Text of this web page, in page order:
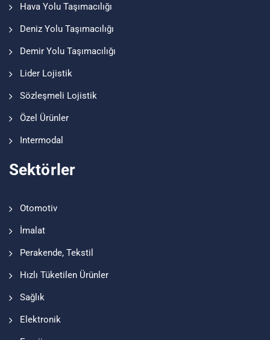
Hava Yolu Taşımacılığı
Deniz Yolu Taşımacılığı
Demir Yolu Taşımacılığı
Lider Lojistik
Sözleşmeli Lojistik
Özel Ürünler
Intermodal
Sektörler
Otomotiv
İmalat
Perakende, Tekstil
Hızlı Tüketilen Ürünler
Sağlık
Elektronik